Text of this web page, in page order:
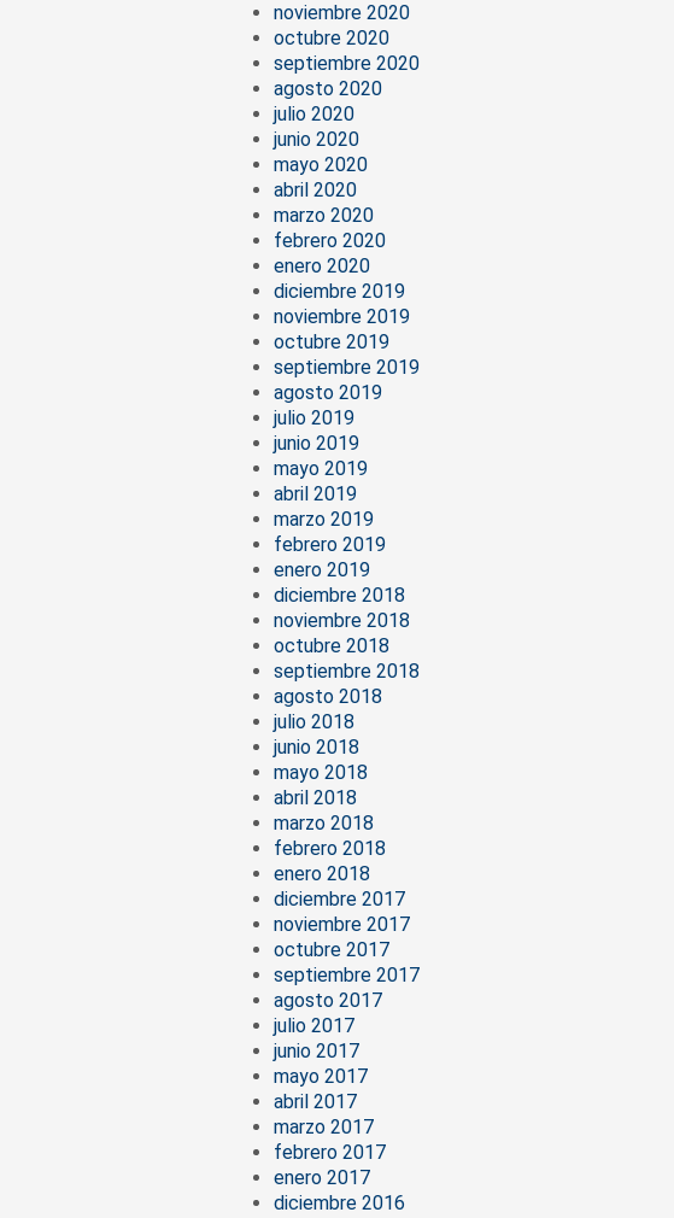
noviembre 2020
octubre 2020
septiembre 2020
agosto 2020
julio 2020
junio 2020
mayo 2020
abril 2020
marzo 2020
febrero 2020
enero 2020
diciembre 2019
noviembre 2019
octubre 2019
septiembre 2019
agosto 2019
julio 2019
junio 2019
mayo 2019
abril 2019
marzo 2019
febrero 2019
enero 2019
diciembre 2018
noviembre 2018
octubre 2018
septiembre 2018
agosto 2018
julio 2018
junio 2018
mayo 2018
abril 2018
marzo 2018
febrero 2018
enero 2018
diciembre 2017
noviembre 2017
octubre 2017
septiembre 2017
agosto 2017
julio 2017
junio 2017
mayo 2017
abril 2017
marzo 2017
febrero 2017
enero 2017
diciembre 2016